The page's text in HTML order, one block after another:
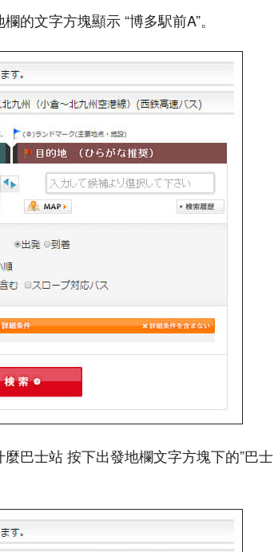
的文字方塊顯示 “博多駅前A”。
巴士站 按下出發地欄文字方塊下的”巴士